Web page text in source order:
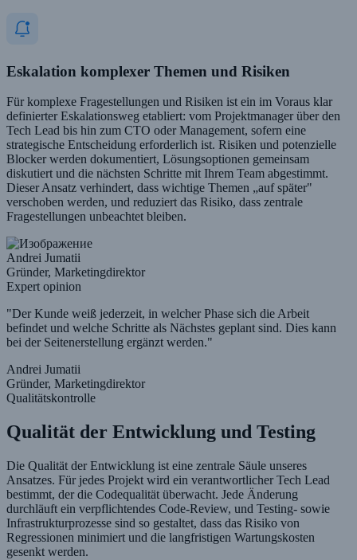
Eskalation komplexer Themen und Risiken
Für komplexe Fragestellungen und Risiken ist ein im Voraus klar
definierter Eskalationsweg etabliert: vom Projektmanager über den
Tech Lead bis hin zum CTO oder Management, sofern eine
strategische Entscheidung erforderlich ist. Risiken und potenzielle
Blocker werden dokumentiert, Lösungsoptionen gemeinsam
diskutiert und die nächsten Schritte mit Ihrem Team abgestimmt.
Dieser Ansatz verhindert, dass wichtige Themen „auf später"
verschoben werden, und reduziert das Risiko, dass zentrale
Fragestellungen unbeachtet bleiben.
Andrei Jumatii
Gründer, Marketingdirektor
Expert opinion
"Der Kunde weiß jederzeit, in welcher Phase sich die Arbeit
befindet und welche Schritte als Nächstes geplant sind. Dies kann
bei der Seitenerstellung ergänzt werden."
Andrei Jumatii
Gründer, Marketingdirektor
Qualitätskontrolle
Qualität der Entwicklung und Testing
Die Qualität der Entwicklung ist eine zentrale Säule unseres
Ansatzes. Für jedes Projekt wird ein verantwortlicher Tech Lead
bestimmt, der die Codequalität überwacht. Jede Änderung
durchläuft ein verpflichtendes Code-Review, und Testing- sowie
Infrastrukturprozesse sind so gestaltet, dass das Risiko von
Regressionen minimiert und die langfristigen Wartungskosten
gesenkt werden.